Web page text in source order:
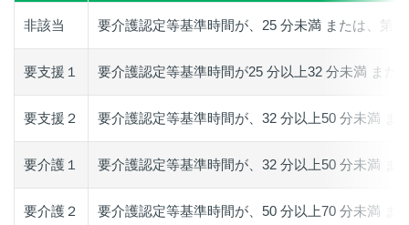
非該当 要介護認定等基準時間が、25 分未満 または、第
要支援１ 要介護認定等基準時間が25 分以上32 分未満 また
要支援２ 要介護認定等基準時間が、32 分以上50 分未満 ま
要介護１ 要介護認定等基準時間が、32 分以上50 分未満 ま
要介護２ 要介護認定等基準時間が、50 分以上70 分未満 ま